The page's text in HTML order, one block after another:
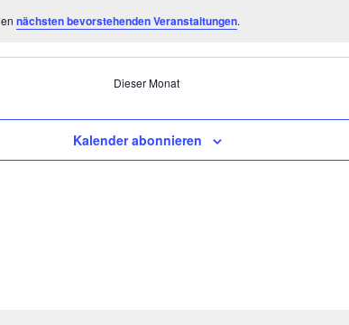
nächsten bevorstehenden Veranstaltungen.
Dieser Monat
Kalender abonnieren